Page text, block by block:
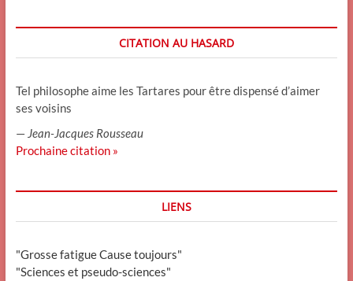
CITATION AU HASARD
Tel philosophe aime les Tartares pour être dispensé d’aimer
ses voisins
— Jean-Jacques Rousseau
Prochaine citation »
LIENS
"Grosse fatigue Cause toujours"
"Sciences et pseudo-sciences"